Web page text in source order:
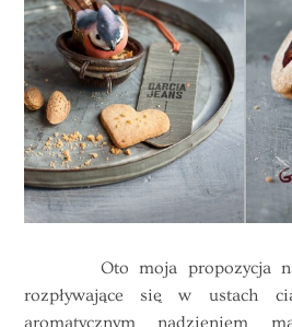
Oto moja propozycja na
rozpływające się w ustach
aromatycznym nadzieniem